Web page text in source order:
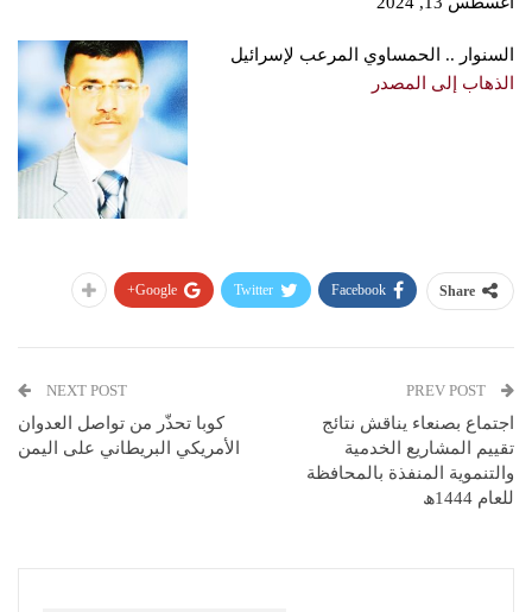
السنوار .. الحمساوي المرعب لإسرائيل
الذهاب إلى المصدر
Share
Facebook
Twitter
Google+
اجتماع بصنعاء يناقش نتائج
تقييم المشاريع الخدمية
والتنموية المنفذة بالمحافظة
للعام 1444ھ
NEXT POST
كوبا تحذّر من تواصل العدوان
الأمريكي البريطاني على اليمن